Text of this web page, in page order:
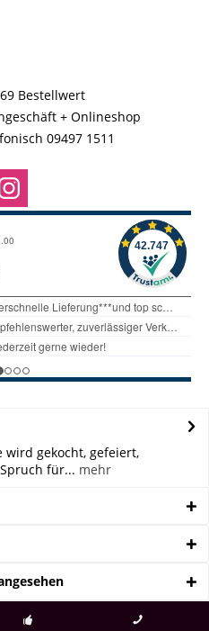
Bestellwert
+ Onlineshop
09497 1511
gekocht, gefeiert,
für... mehr